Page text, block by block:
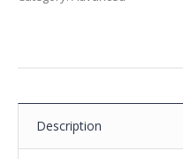
Description